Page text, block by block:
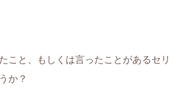
こと、もしくは言ったことがあるセリ
か？